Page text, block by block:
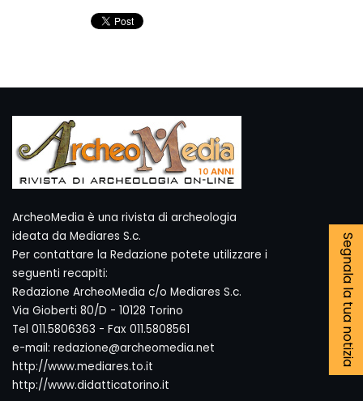
Segnala la tua notizia
ArcheoMedia è una rivista di archeologia
ideata da Mediares S.c.
Per contattare la Redazione potete utilizzare i
seguenti recapiti:
Redazione ArcheoMedia c/o Mediares S.c.
Via Gioberti 80/D - 10128 Torino
Tel 011.5806363 - Fax 011.5808561
e-mail: redazione@archeomedia.net
http://www.mediares.to.it
http://www.didatticatorino.it